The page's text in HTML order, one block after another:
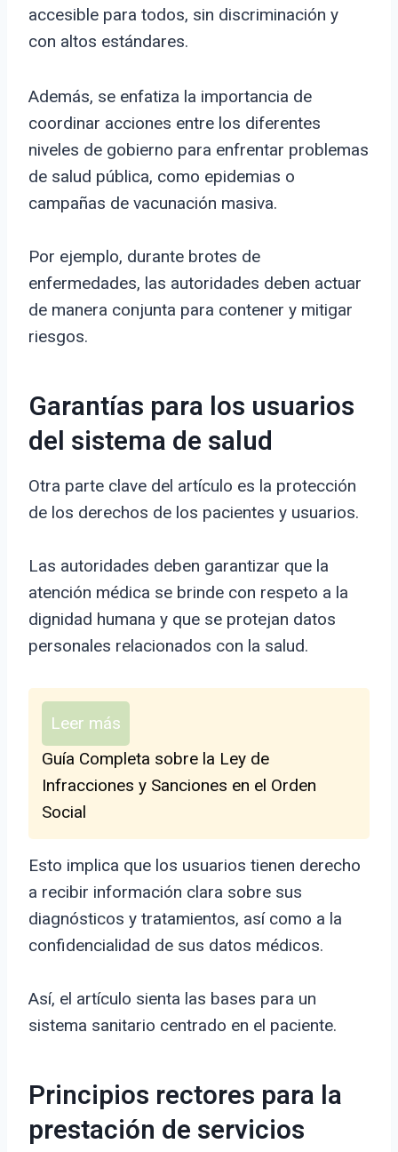
accesible para todos, sin discriminación y
con altos estándares.
Además, se enfatiza la importancia de
coordinar acciones entre los diferentes
niveles de gobierno para enfrentar problemas
de salud pública, como epidemias o
campañas de vacunación masiva.
Por ejemplo, durante brotes de
enfermedades, las autoridades deben actuar
de manera conjunta para contener y mitigar
riesgos.
Garantías para los usuarios
del sistema de salud
Otra parte clave del artículo es la protección
de los derechos de los pacientes y usuarios.
Las autoridades deben garantizar que la
atención médica se brinde con respeto a la
dignidad humana y que se protejan datos
personales relacionados con la salud.
Leer más
Guía Completa sobre la Ley de
Infracciones y Sanciones en el Orden
Social
Esto implica que los usuarios tienen derecho
a recibir información clara sobre sus
diagnósticos y tratamientos, así como a la
confidencialidad de sus datos médicos.
Así, el artículo sienta las bases para un
sistema sanitario centrado en el paciente.
Principios rectores para la
prestación de servicios